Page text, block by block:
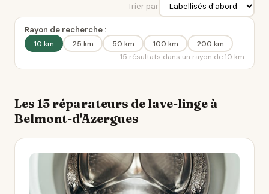
Trier par
Rayon de recherche :
10 km 25 km 50 km 100 km
200 km
15 résultats dans un rayon de 10 km
Les 15 réparateurs de lave-linge à
Belmont-d'Azergues